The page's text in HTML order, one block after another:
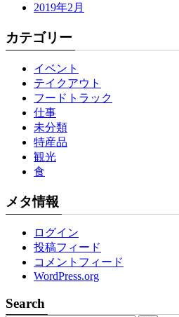
2019年2月
カテゴリー
イベント
テイクアウト
フードトラック
仕事
未分類
特産品
観光
食
メタ情報
ログイン
投稿フィード
コメントフィード
WordPress.org
Search